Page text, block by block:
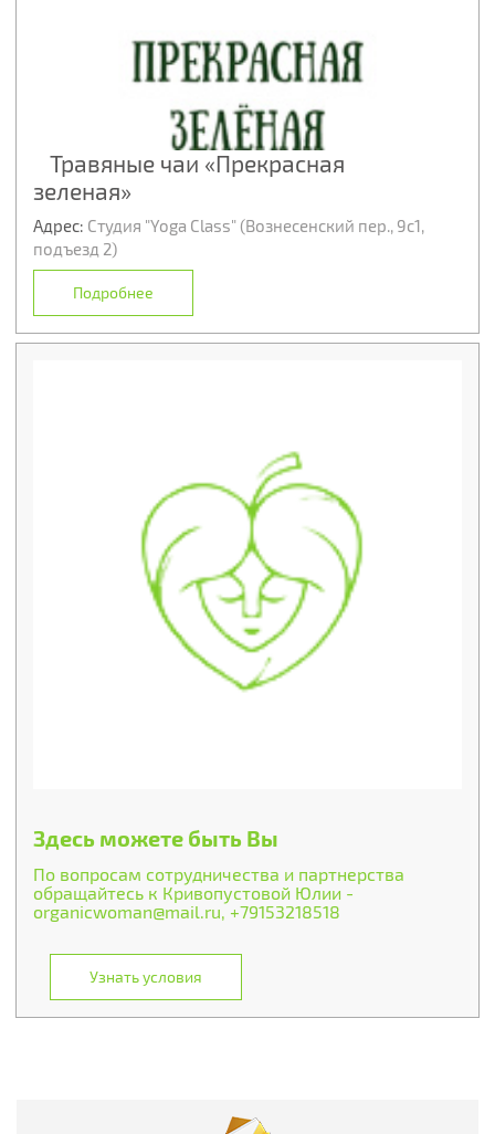
Травяные чаи «Прекрасная
зеленая»
Адрес: Студия "Yoga Class" (Вознесенский пер., 9с1,
подъезд 2)
Подробнее
Здесь можете быть Вы
По вопросам сотрудничества и партнерства
обращайтесь к Кривопустовой Юлии -
organicwoman@mail.ru, +79153218518
Узнать условия